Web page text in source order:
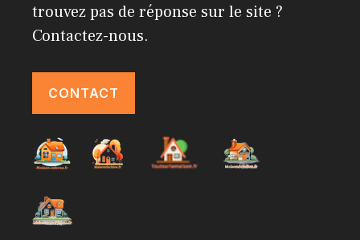
trouvez pas de réponse sur le site ?
Contactez-nous.
CONTACT